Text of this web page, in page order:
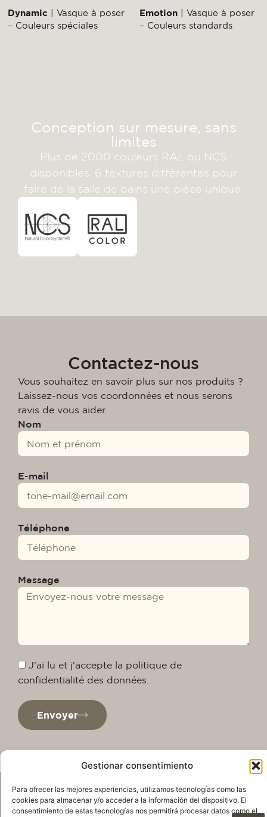
Gestionar consentimiento
Para ofrecer las mejores experiencias, utilizamos tecnologías como las
cookies para almacenar y/o acceder a la información del dispositivo. El
consentimiento de estas tecnologías nos permitirá procesar datos como el
Dynamic | Vasque à poser
– Couleurs spéciales
Emotion | Vasque à poser
– Couleurs standards
Conception sur mesure, sans
limites
Plus de 2000 couleurs RAL ou NCS
disponibles, 6 textures différentes pour
faire de la salle de bains une pièce unique.
Contactez-nous
Vous souhaitez en savoir plus sur nos produits ?
Laissez-nous vos coordonnées et nous serons
ravis de vous aider.
Nom
E-mail
Téléphone
Message
J'ai lu et j'accepte la politique de
confidentialité des données.
Envoyer